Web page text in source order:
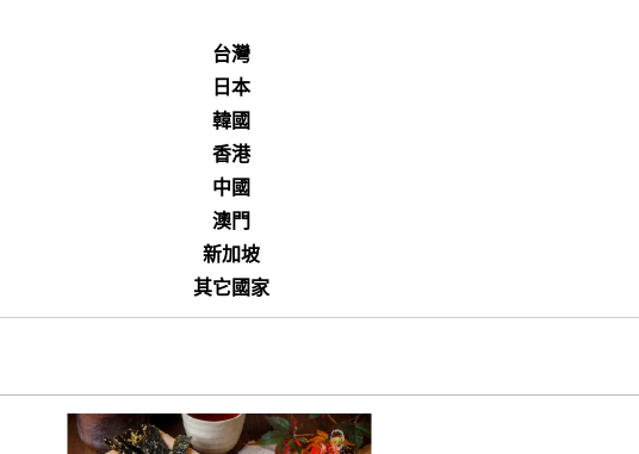
台灣
日本
韓國
香港
中國
澳門
新加坡
其它國家